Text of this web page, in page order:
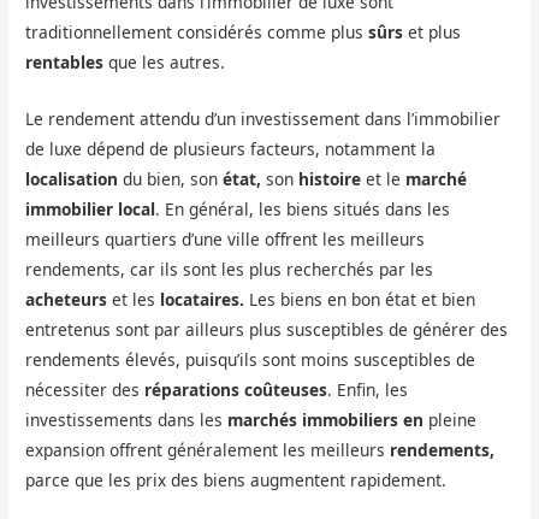
traditionnellement considérés comme plussûrs et plus
rentables que les autres.
Le rendement attendu d’un investissement dans l’immobilier
de luxe dépend de plusieurs facteurs, notamment la
localisation du bien, sonétat, son histoire et le marché
immobilier local. En général, les biens situés dans les
meilleurs quartiers d’une ville offrent les meilleurs
rendements, car ils sont les plus recherchés par les
acheteurs et les locataires. Les biens en bon état et bien
entretenus sont par ailleurs plus susceptibles de générer des
rendements élevés, puisqu’ils sont moins susceptibles de
nécessiter des réparations coûteuses. Enfin, les
investissements dans les marchés immobiliers en pleine
expansion offrent généralement les meilleurs rendements,
parce que les prix des biens augmentent rapidement.